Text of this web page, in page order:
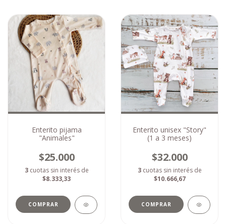
Enterito pijama
"Animales"
$25.000
3 cuotas sin interés de
$8.333,33
COMPRAR
Enterito unisex "Story"
(1 a 3 meses)
$32.000
3 cuotas sin interés de
$10.666,67
COMPRAR